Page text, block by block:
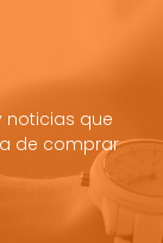
noticias que
de comprar